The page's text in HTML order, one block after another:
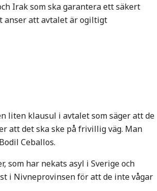
Irak som ska garantera ett säkert
anser att avtalet är ogiltigt
liten klausul i avtalet som säger att de
att det ska ske på frivillig väg. Man
Ceballos.
har nekats asyl i Sverige och
i Nivneprovinsen för att de inte vågar